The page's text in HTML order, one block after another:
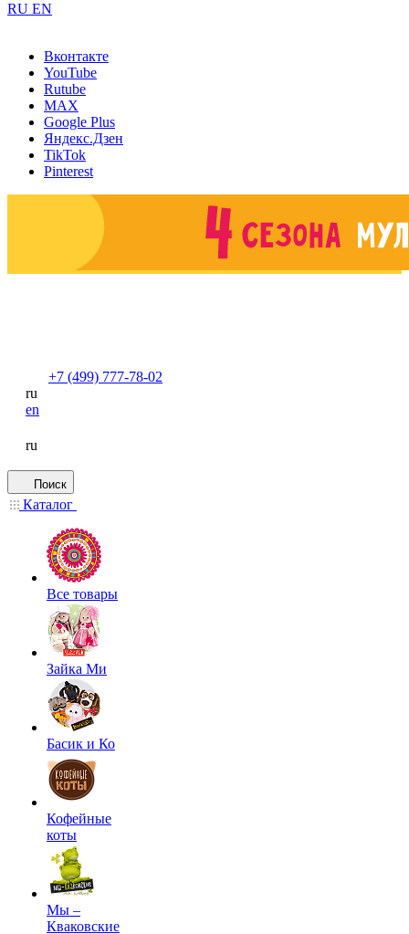
RU EN
Вконтакте
YouTube
Rutube
MAX
Google Plus
Яндекс.Дзен
TikTok
Pinterest
+7 (499) 777-78-02
ru
en
ru
Поиск
Каталог
Все товары
Зайка Ми
Басик и Ко
Кофейные
коты
Мы –
Кваковские